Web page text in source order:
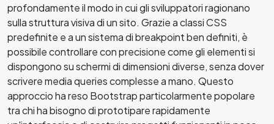
profondamente il modo in cui gli sviluppatori ragionano
sulla struttura visiva di un sito. Grazie a classi CSS
predefinite e a un sistema di breakpoint ben definiti, è
possibile controllare con precisione come gli elementi si
dispongono su schermi di dimensioni diverse, senza dover
scrivere media queries complesse a mano. Questo
approccio ha reso Bootstrap particolarmente popolare
tra chi ha bisogno di prototipare rapidamente